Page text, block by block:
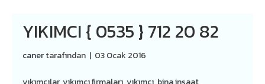
YIKIMCI { 0535 } 712 20 82
canertarafından | 03 Ocak 2016